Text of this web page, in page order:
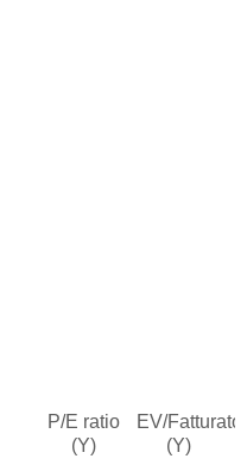
P/E ratio
(Y)
EV/Fatturato
(Y)